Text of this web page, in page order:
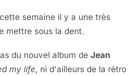
semaine il y a une très
mettre sous la dent.
du nouvel album de Jean
my life, ni d'ailleurs de la rétro